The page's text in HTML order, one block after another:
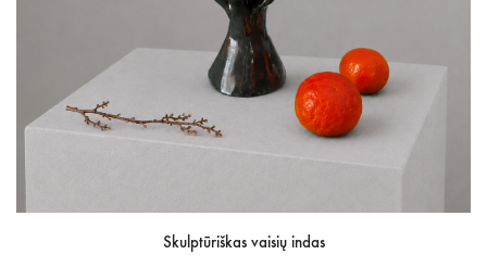
Skulptūriškas vaisių indas